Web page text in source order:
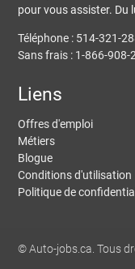
pour vous assister. Du
Téléphone : 514-321-
Sans frais : 1-866-908-
Liens
Offres d'emploi
Métiers
Blogue
Conditions d'utilisation
Politique de
© Auto-jobs.ca. Tous